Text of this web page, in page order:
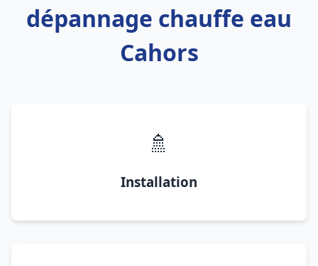
dépannage chauffe eau
Cahors
🚿
Installation